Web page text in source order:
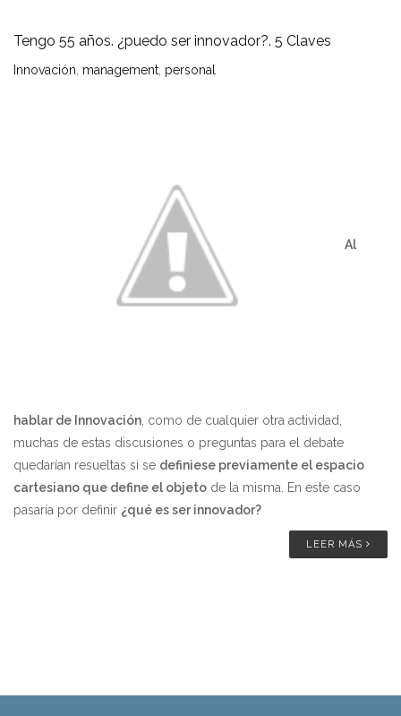
Tengo 55 años. ¿puedo ser innovador?. 5 Claves
Innovación management personal
Al
hablar de Innovación , como de cualquier otra actividad,
muchas de estas discusiones o preguntas para el debate
quedarían resueltas si se definiese previamente el espacio
cartesiano que define el objeto de la misma. En este caso
pasaría por definir ¿qué es ser innovador?
LEER MÁS